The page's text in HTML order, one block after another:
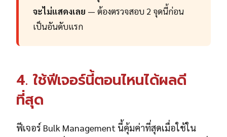
จะไม่แสดงเลย — ต้องตรวจสอบ 2 จุดนี้ก่อน
เป็นอันดับแรก
4. ใช้ฟีเจอร์นี้ตอนไหนได้ผลดี
ที่สุด
ฟีเจอร์ Bulk Management นี้คุ้มค่าที่สุดเมื่อใช้ใน